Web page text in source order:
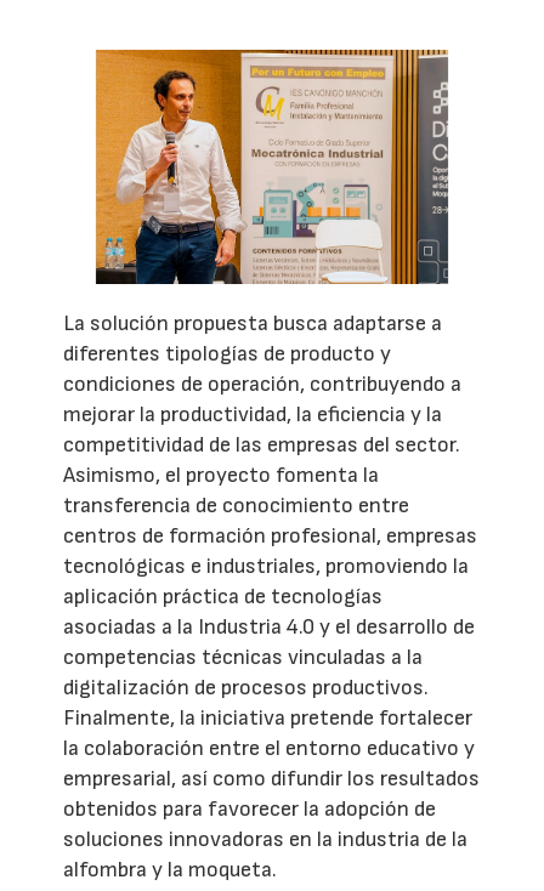
La solución propuesta busca adaptarse a
diferentes tipologías de producto y
condiciones de operación, contribuyendo a
mejorar la productividad, la eficiencia y la
competitividad de las empresas del sector.
Asimismo, el proyecto fomenta la
transferencia de conocimiento entre
centros de formación profesional, empresas
tecnológicas e industriales, promoviendo la
aplicación práctica de tecnologías
asociadas a la Industria 4.0 y el desarrollo de
competencias técnicas vinculadas a la
digitalización de procesos productivos.
Finalmente, la iniciativa pretende fortalecer
la colaboración entre el entorno educativo y
empresarial, así como difundir los resultados
obtenidos para favorecer la adopción de
soluciones innovadoras en la industria de la
alfombra y la moqueta.